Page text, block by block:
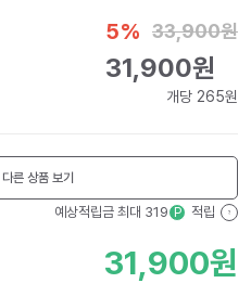
5% 33,900원
31,900원
개당 265원
다른 상품 보기
예상적립금 최대 319 P 적립 ?
31,900원